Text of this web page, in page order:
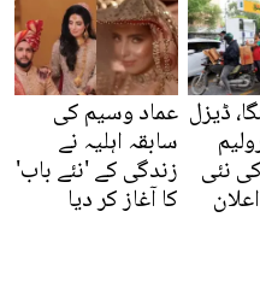
ڈیزل
نئی
عماد وسیم کی
سابقہ اہلیہ نے
زندگی کے 'نئے باب'
کا آغاز کر دیا